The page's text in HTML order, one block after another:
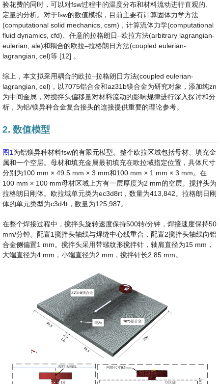
验花费的同时，可以对fsw过程中的温度分布和材料流动进行直观的、
定量的分析。对于fsw的数值模拟，目前主要有计算固体力学方法
(computational solid mechanics, csm)，计算流体力学(computational
fluid dynamics, cfd)、任意的拉格朗日–欧拉方法(arbitrary lagrangian-
eulerian, ale)和耦合的欧拉–拉格朗日方法(coupled eulerian-
lagrangian, cel)等 [12] 。
综上，本文拟采用耦合的欧拉–拉格朗日方法(coupled eulerian-
lagrangian, cel)，以7075铝合金和az31b镁合金为研究对象，添加纯zn
为中间金属，对搅拌头偏移量对材料流动的影响规律进行深入探讨和分
析，为铝/镁异种合金复合接头的连接提供重要的理论参考。
2. 数值模型
图1 为铝镁异种材料fsw的有限元模型。整个欧拉区域包括母材、填充金
属和一个空层。母材和填充金属最初填充在欧拉域指定位置，具体尺寸
分别为100 mm × 49.5 mm × 3 mm和100 mm × 1 mm × 3 mm。在
100 mm × 100 mm母材区域上方有一层厚度为2 mm的空层。搅拌头为
拉格朗日刚体。欧拉域单元类为ec3d8rt，数量为413,842。拉格朗日刚
体的单元类型为c3d4t，数量为125,987。
在整个焊接过程中，搅拌头旋转速度保持500转/分钟，焊接速度保持50
mm/分钟。配置1搅拌头轴线与焊缝中心线重合，配置2搅拌头轴线向铝
合金侧偏置1 mm。搅拌头采用带螺纹形搅拌针，轴肩直径为15 mm，
大端直径为4 mm，小端直径为2 mm，搅拌针长2.85 mm。